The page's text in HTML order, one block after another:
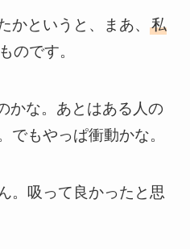
かというと、まあ、 私
のです。
かな。あとはある人の
でもやっぱ衝動かな。
。吸って良かったと思